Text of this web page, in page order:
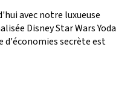
avec notre luxueuse
Disney Star Wars Yoda
d'économies secrète est